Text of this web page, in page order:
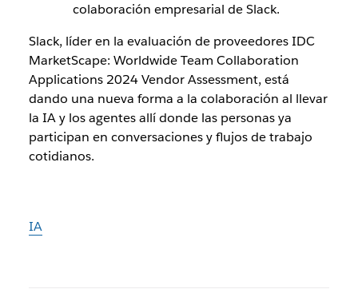
colaboración empresarial de Slack.
Slack, líder en la evaluación de proveedores IDC
MarketScape: Worldwide Team Collaboration
Applications 2024 Vendor Assessment, está
dando una nueva forma a la colaboración al llevar
la IA y los agentes allí donde las personas ya
participan en conversaciones y flujos de trabajo
cotidianos.
IA